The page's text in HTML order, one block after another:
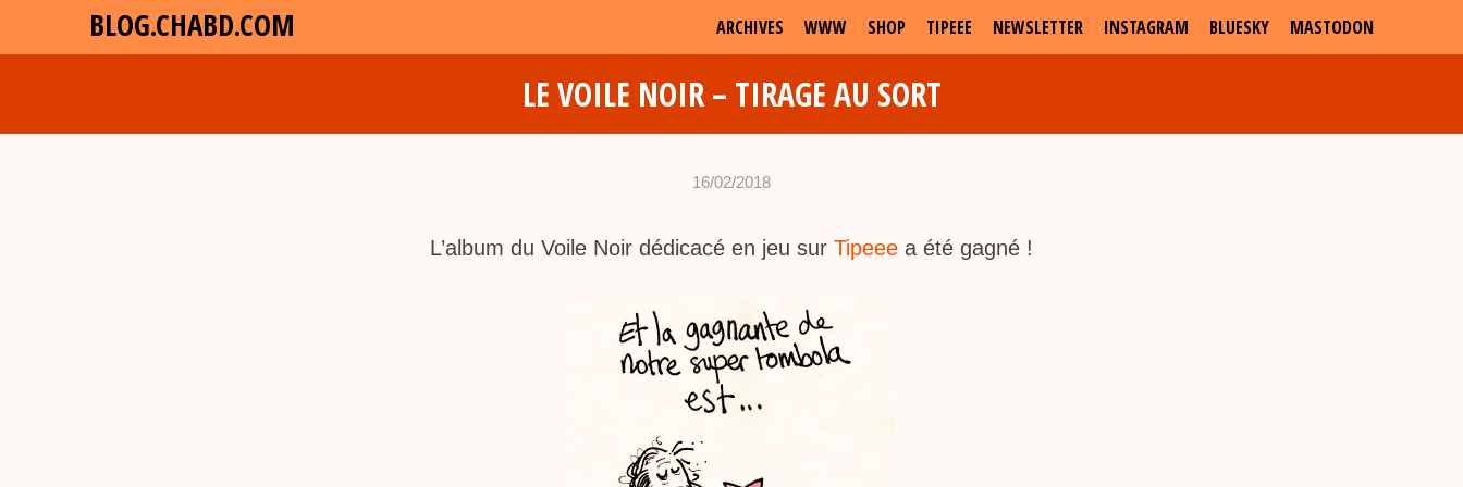
BLOG.CHABD.COM ARCHIVES WWW SHOP TIPEEE NEWSLETTER INSTAGRAM BLUESKY MASTODON
LE VOILE NOIR – TIRAGE AU SORT
16/02/2018
h
d
L’album du Voile Noir dédicacé en jeu sur Tipeee a été gagné !